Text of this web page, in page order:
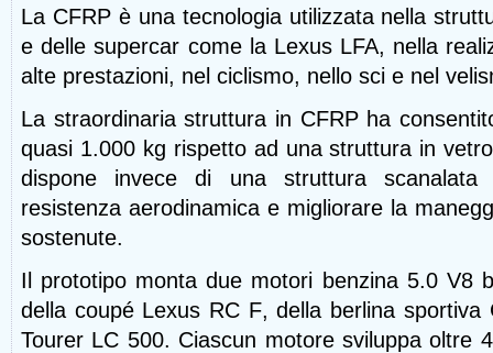
La CFRP è una tecnologia utilizzata nella
e delle supercar come la Lexus LFA, nella
alte prestazioni, nel ciclismo, nello sci e nel
La straordinaria struttura in CFRP ha
quasi 1.000 kg rispetto ad una struttura in
dispone invece di una struttura
resistenza aerodinamica e migliorare la
sostenute.
Il prototipo monta due motori benzina 5.0 V8
della coupé Lexus RC F,della berlina
Tourer LC 500. Ciascun motore sviluppa oltre